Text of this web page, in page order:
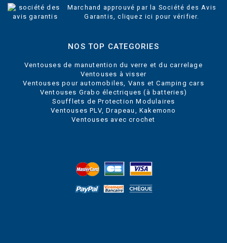
Marchand approuvé par la Société des Avis
Garantis,cliquez ici pour vérifier
NOS TOP CATEGORIES
Ventouses de manutention du verre et du carrelage
Ventouses à visser
Ventouses pour automobiles, Vans et Camping cars
Ventouses Grabo électriques (à batteries)
Soufflets de Protection Modulaires
Ventouses PLV, Drapeau, Kakemono
Ventouses avec crochet